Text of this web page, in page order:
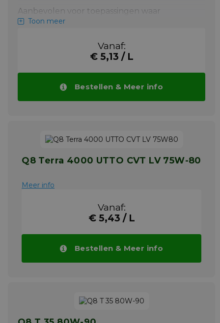
Aanbevolen voor toepassingen waar
volgende specificaties worden gevraagd
Als tandwielolie in kleine motorreductoren
Toon meer
Vanaf:
€ 5,13 / L
Bestellen & Meer info
Q8 Terra 4000 UTTO CVT LV 75W-80
Meer info
Vanaf:
€ 5,43 / L
Bestellen & Meer info